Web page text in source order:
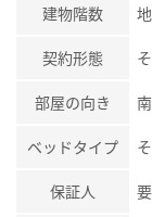
建物階数
契約形態
部屋の向き 南
ベッドタイプ
保証人